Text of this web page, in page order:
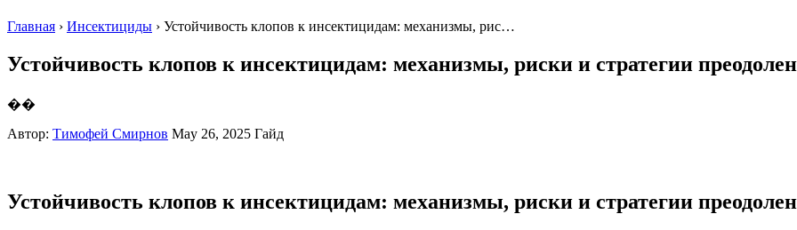
Главная › Инсектициды › Устойчивость клопов к инсектицидам: механизмы, рис…
Устойчивость клопов к инсектицидам: механизмы, риски и стратегии
��
Автор: Тимофей Смирнов May 26, 2025 Гайд
Устойчивость клопов к инсектицидам: механизмы, риски и стратегии